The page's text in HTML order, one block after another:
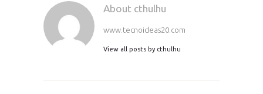
About cthulhu
www.tecnoideas20.com
View all posts by cthulhu